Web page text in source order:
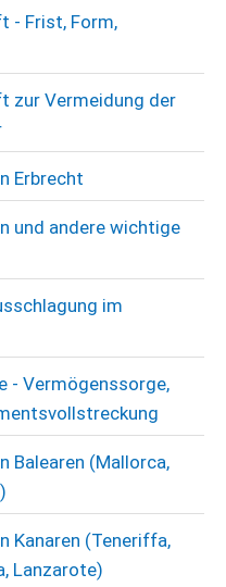
- Frist, Form,
zur Vermeidung der
Erbrecht
und andere wichtige
im
- Vermögenssorge,
Balearen (Mallorca,
Kanaren (Teneriffa,
Lanzarote)